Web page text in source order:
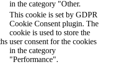
in the category "Other.
This cookie is set by GDPR
Cookie Consent plugin. The
cookie is used to store the
user consent for the cookies
in the category
"Performance".